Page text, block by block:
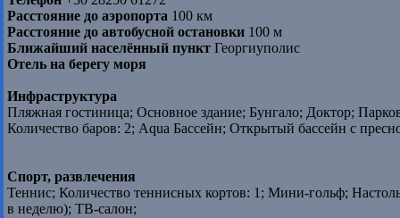
Расстояние до аэропорта 100 км
Расстояние до автобусной остановки 100 м
Ближайший населённый пункт Георгиуполис
Отель на берегу моря
Инфраструктура
Пляжная гостиница; Основное здание; Бунгало; Доктор;
Количество баров: 2; Aqua Бассейн; Открытый бассейн с
Спорт, развлечения
Теннис; Количество теннисных кортов: 1; Мини-гольф;
в неделю); ТВ-салон;